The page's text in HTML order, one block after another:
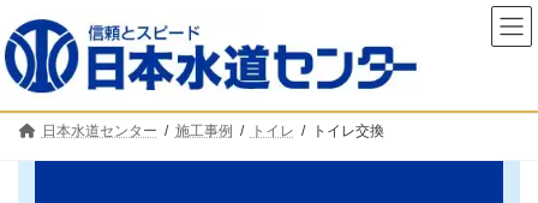
ン
テ
ン
へ
ビ
ゲ
ー
ョ
日本水道センター 施工事例 トイレ トイレ交換